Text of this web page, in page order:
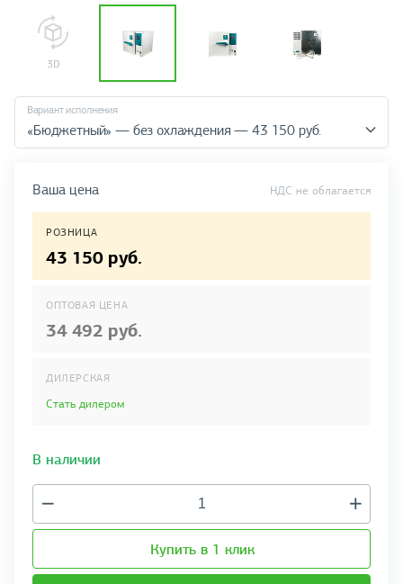
Вариант исполнения
«Бюджетный» — без охлаждения — 43 150 руб.
Ваша цена НДС не облагается
РОЗНИЦА
43 150 руб.
ОПТОВАЯ ЦЕНА
34 492 руб.
ДИЛЕРСКАЯ
Стать дилером
В наличии
Купить в 1 клик